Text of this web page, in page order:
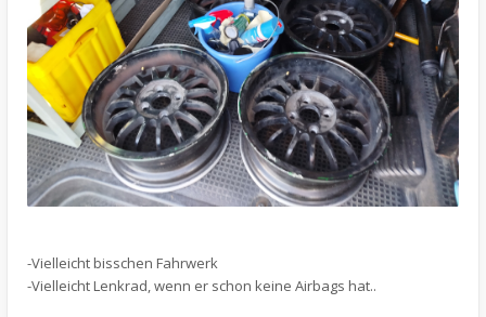
-Vielleicht bisschen Fahrwerk
-Vielleicht Lenkrad, wenn er schon keine Airbags hat..